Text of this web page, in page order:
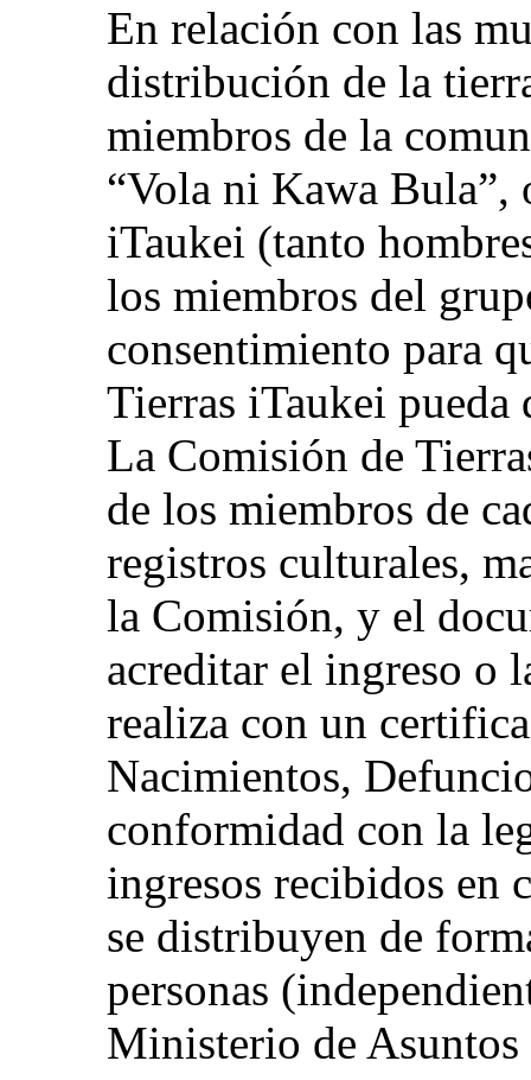
En relación con las
distribución de la
miembros de la
“Vola ni Kawa Bula”,
iTaukei (tanto
los miembros del
consentimiento para
Tierras iTaukei pueda
La Comisión de
de los miembros de
registros culturales,
la Comisión, y el
acreditar el ingreso o
realiza con un
Nacimientos,
conformidad con la
ingresos recibidos en
se distribuyen de
personas
Ministerio de